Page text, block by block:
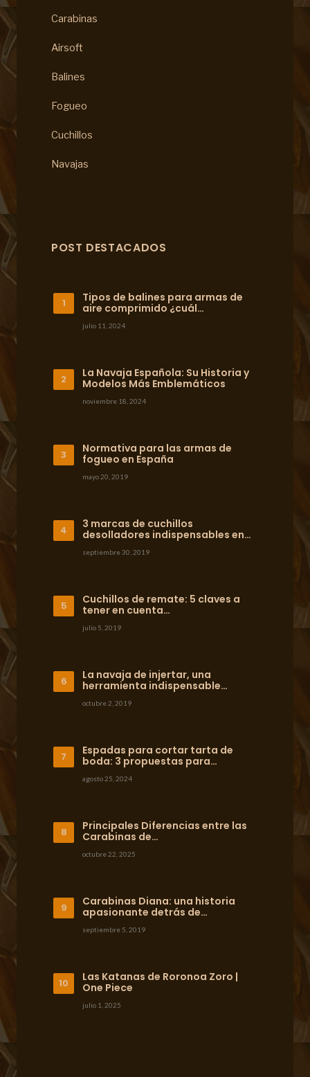
Carabinas
Airsoft
Balines
Fogueo
Cuchillos
Navajas
POST DESTACADOS
Tipos de balines para armas de
aire comprimido ¿cuál…
julio 11, 2024
La Navaja Española: Su Historia y
Modelos Más Emblemáticos
noviembre 18, 2024
Normativa para las armas de
fogueo en España
mayo 20, 2019
3 marcas de cuchillos
desolladores indispensables en…
septiembre 30, 2019
Cuchillos de remate: 5 claves a
tener en cuenta…
julio 5, 2019
La navaja de injertar, una
herramienta indispensable…
octubre 2, 2019
Espadas para cortar tarta de
boda: 3 propuestas para…
agosto 25, 2024
Principales Diferencias entre las
Carabinas de…
octubre 22, 2025
Carabinas Diana: una historia
apasionante detrás de…
septiembre 5, 2019
Las Katanas de Roronoa Zoro |
One Piece
julio 1, 2025